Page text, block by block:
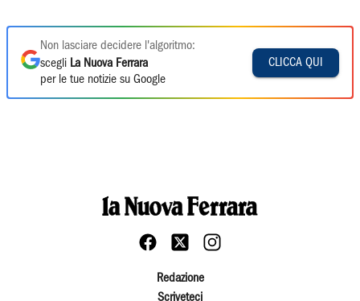
Non lasciare decidere l'algoritmo:
scegli La Nuova Ferrara
per le tue notizie su Google
CLICCA QUI
Redazione
Scriveteci